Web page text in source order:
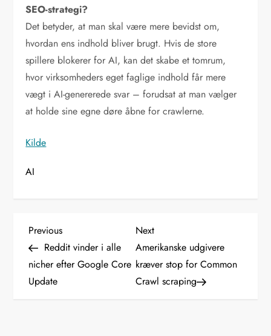
SEO-strategi?
Det betyder, at man skal være mere bevidst om,
hvordan ens indhold bliver brugt. Hvis de store
spillere blokerer for AI, kan det skabe et tomrum,
hvor virksomheders eget faglige indhold får mere
vægt i AI-genererede svar – forudsat at man vælger
at holde sine egne døre åbne for crawlerne.
Kilde
AI
I
n
d
Previous
Post
Previous
Reddit vinder i alle
nicher efter Google Core
Update
Next
Post
Next
Amerikanske udgivere
kræver stop for Common
Crawl scraping